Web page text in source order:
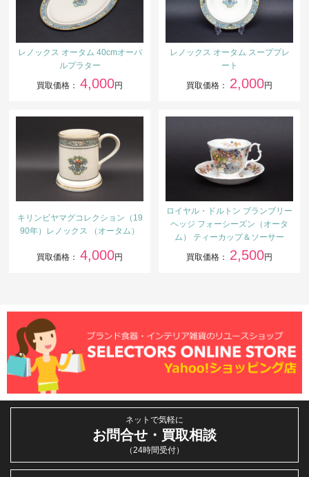
レノックス オータム 40cmオーバ
ルプラター
買取価格： 4,000円
レノックス オータム スーププレ
ート
買取価格： 2,000円
キリンビヤマグコレクション（19
90年）レノックス （オータム）
買取価格： 4,000円
ロイヤル・ドルトン ブランブリー
ヘッジ フォーシーズン（オータ
ム） ティーカップ＆ソーサー
買取価格： 2,500円
ネットで気軽に
お問合せ・買取相談
（24時間受付）